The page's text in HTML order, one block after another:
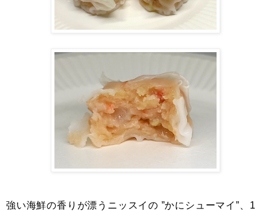
強い海鮮の香りが漂うニッスイの ”かにシューマイ”、1